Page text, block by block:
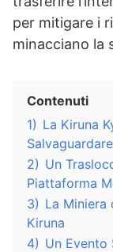
per mitigare i
minacciano la
Contenuti
1) La Kiruna
Salvaguardare
2) Un
Piattaforma
3) La Miniera
Kiruna
4) Un Evento